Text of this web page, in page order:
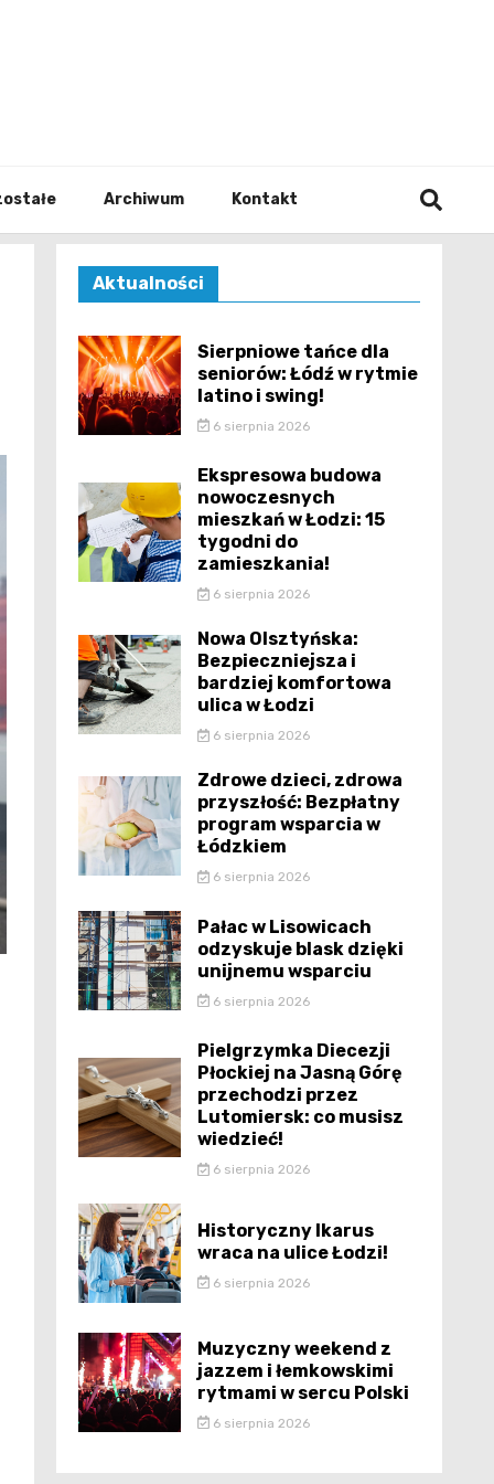
Archiwum Kontakt
Aktualności
Sierpniowe tańce dla
seniorów: Łódź w rytmie
latino i swing!
6 sierpnia 2026
Ekspresowa budowa
nowoczesnych
mieszkań w Łodzi: 15
tygodni do
zamieszkania!
6 sierpnia 2026
Nowa Olsztyńska:
Bezpieczniejsza i
bardziej komfortowa
ulica w Łodzi
6 sierpnia 2026
Zdrowe dzieci, zdrowa
przyszłość: Bezpłatny
program wsparcia w
Łódzkiem
6 sierpnia 2026
Pałac w Lisowicach
odzyskuje blask dzięki
unijnemu wsparciu
6 sierpnia 2026
Pielgrzymka Diecezji
Płockiej na Jasną Górę
przechodzi przez
Lutomiersk: co musisz
wiedzieć!
6 sierpnia 2026
Historyczny Ikarus
wraca na ulice Łodzi!
6 sierpnia 2026
Muzyczny weekend z
jazzem i łemkowskimi
rytmami w sercu Polski
6 sierpnia 2026